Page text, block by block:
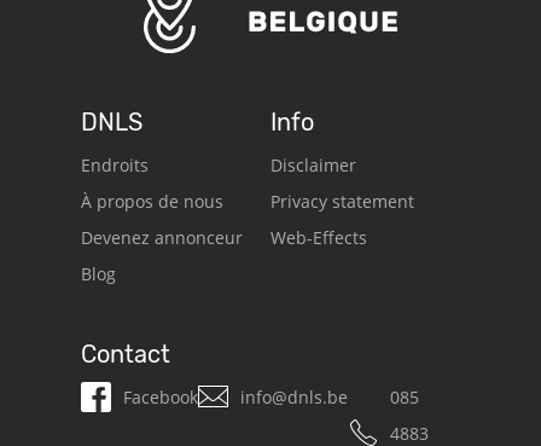
DNLS
Endroits
À propos de nous
Devenez annonceur
Blog
Info
Disclaimer
Privacy statement
Web-Effects
Contact
Facebook info@dnls.be
085
4883